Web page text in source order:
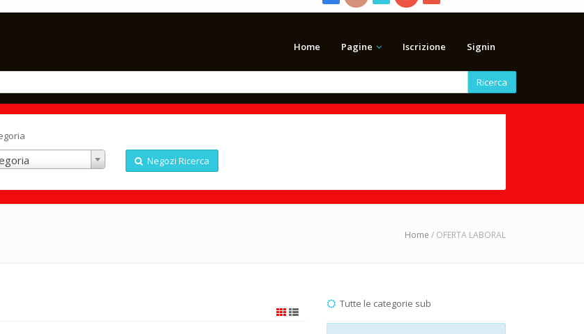
Home Pagine Iscrizione Signin
Ricerca
Negozi Ricerca
Home / OFERTA LABORAL
Tutte le categorie sub